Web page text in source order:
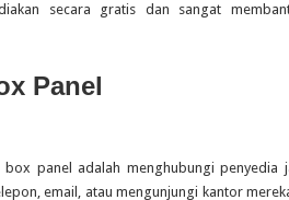
secara gratis dan sangat
Panel
panel adalah menghubungi penyedia
email, atau mengunjungi kantor